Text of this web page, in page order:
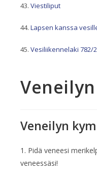
Viestiliput
Lapsen kanssa
Vesiliikennelaki 782/
Veneilyn
1. Pidä veneesi
veneessäsi!